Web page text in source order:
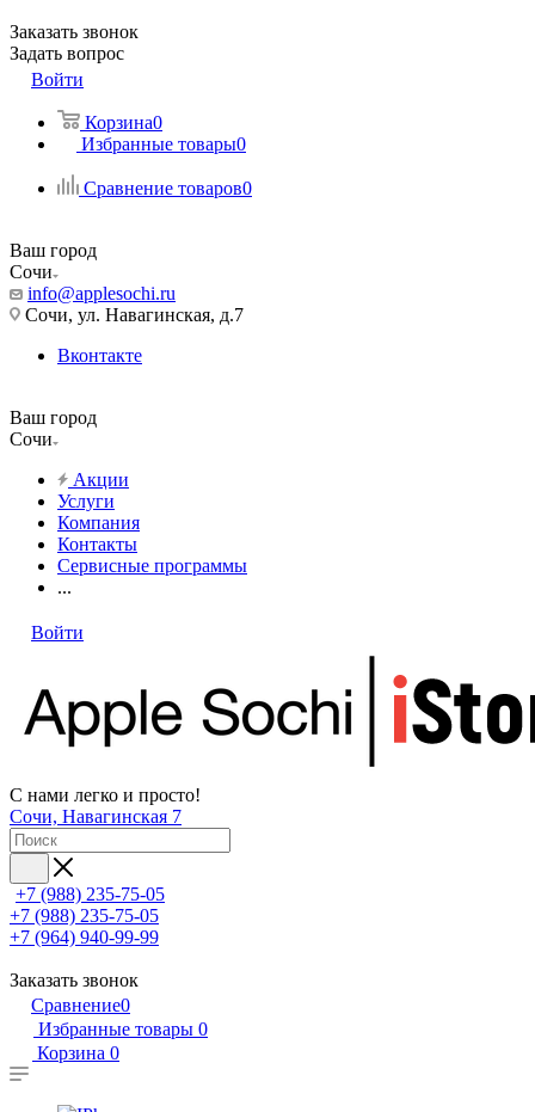
Заказать звонок
Задать вопрос
Войти
Корзина0
Избранные товары0
Сравнение товаров0
Ваш город
Сочи
info@applesochi.ru
Сочи, ул. Навагинская, д.7
Вконтакте
Ваш город
Сочи
Акции
Услуги
Компания
Контакты
Сервисные программы
...
Войти
С нами легко и просто!
Сочи, Навагинская 7
+7 (988) 235-75-05
+7 (988) 235-75-05
+7 (964) 940-99-99
Заказать звонок
Сравнение0
Избранные товары 0
Корзина 0